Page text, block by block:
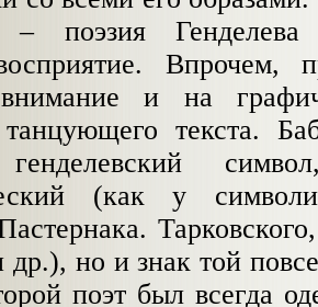
– поэзия Генделева
Впрочем,
и на
танцующего текста.
генделевский
(как у
др.), но и знак той
поэт был всегда